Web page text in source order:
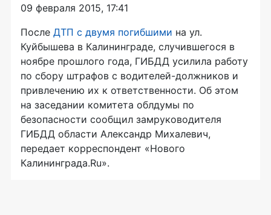
09 февраля 2015, 17:41
После ДТП с двумя погибшими на ул.
Куйбышева в Калининграде, случившегося в
ноябре прошлого года, ГИБДД усилила работу
по сбору штрафов с водителей-должников и
привлечению их к ответственности. Об этом
на заседании комитета облдумы по
безопасности сообщил замруководителя
ГИБДД области Александр Михалевич,
передает корреспондент «Нового
Калининграда.Ru».